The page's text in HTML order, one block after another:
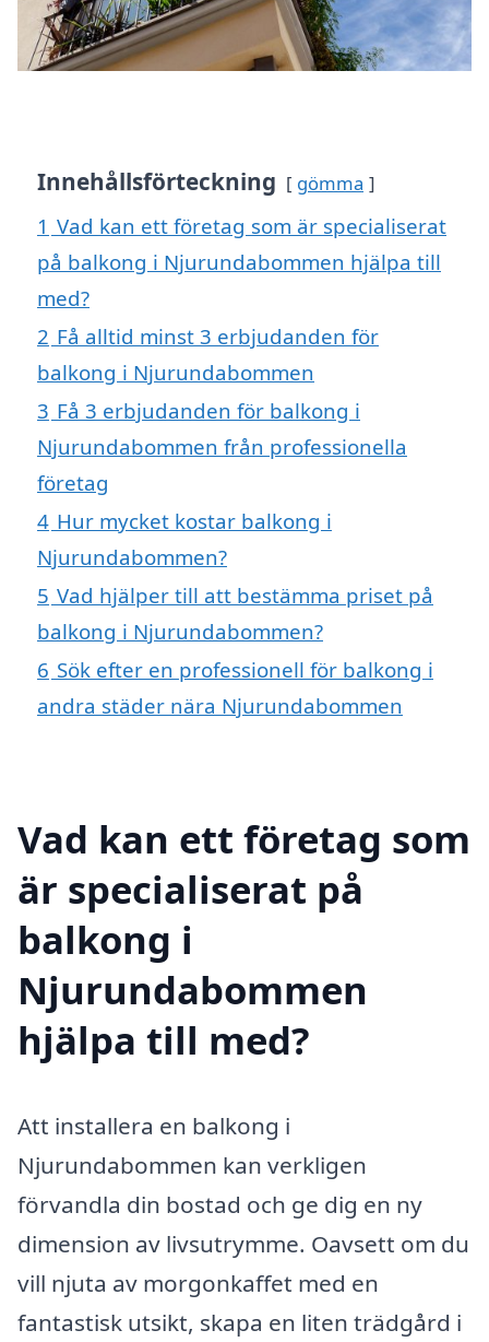
Innehållsförteckning gömma
1 Vad kan ett företag som är specialiserat
på balkong i Njurundabommen hjälpa till
med?
2 Få alltid minst 3 erbjudanden för
balkong i Njurundabommen
3 Få 3 erbjudanden för balkong i
Njurundabommen från professionella
företag
4 Hur mycket kostar balkong i
Njurundabommen?
5 Vad hjälper till att bestämma priset på
balkong i Njurundabommen?
6 Sök efter en professionell för balkong i
andra städer nära Njurundabommen
Vad kan ett företag som
är specialiserat på
balkong i
Njurundabommen
hjälpa till med?
Att installera en balkong i
Njurundabommen kan verkligen
förvandla din bostad och ge dig en ny
dimension av livsutrymme. Oavsett om du
vill njuta av morgonkaffet med en
fantastisk utsikt, skapa en liten trädgård i